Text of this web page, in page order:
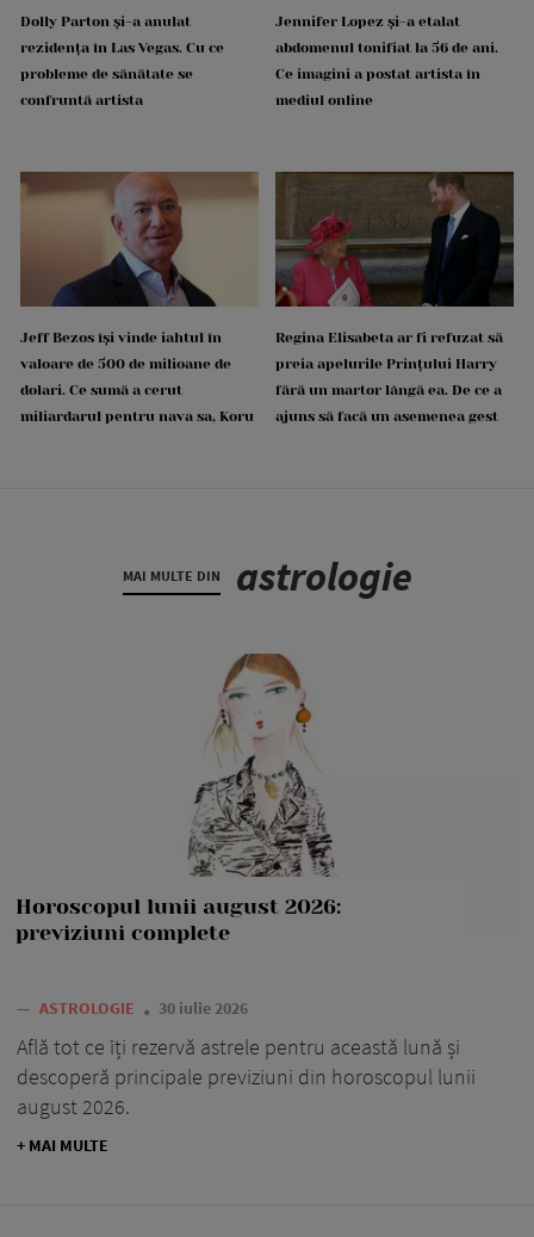
Dolly Parton și-a anulat
rezidența în Las Vegas. Cu ce
probleme de sănătate se
confruntă artista
Jennifer Lopez și-a etalat
abdomenul tonifiat la 56 de ani.
Ce imagini a postat artista în
mediul online
Jeff Bezos își vinde iahtul în
valoare de 500 de milioane de
dolari. Ce sumă a cerut
miliardarul pentru nava sa, Koru
Regina Elisabeta ar fi refuzat să
preia apelurile Prințului Harry
fără un martor lângă ea. De ce a
ajuns să facă un asemenea gest
MAI MULTE DIN astrologie
Horoscopul lunii august 2026:
previziuni complete
— ASTROLOGIE 30 iulie 2026
Află tot ce îți rezervă astrele pentru această lună și
descoperă principale previziuni din horoscopul lunii
august 2026.
+ MAI MULTE